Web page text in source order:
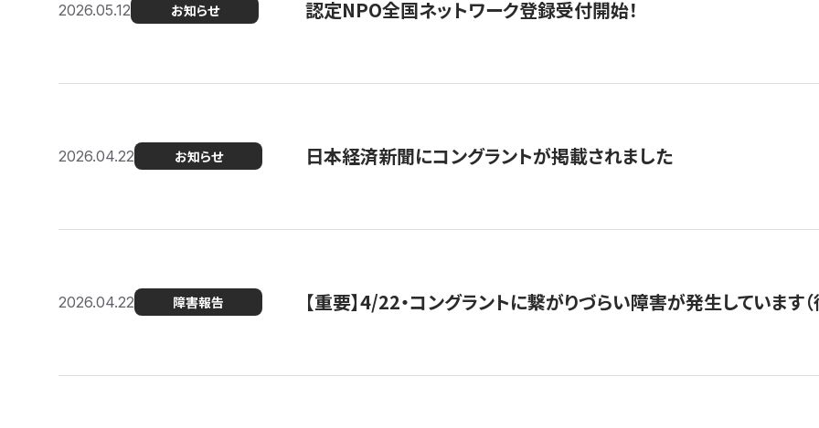
2026.05.12 お知らせ 認定NPO全国ネットワーク登録受付開始！
2026.04.22 お知らせ 日本経済新聞にコングラントが掲載されました
2026.04.22 障害報告 【重要】4/22・コングラントに繋がりづらい障害が発生しています（